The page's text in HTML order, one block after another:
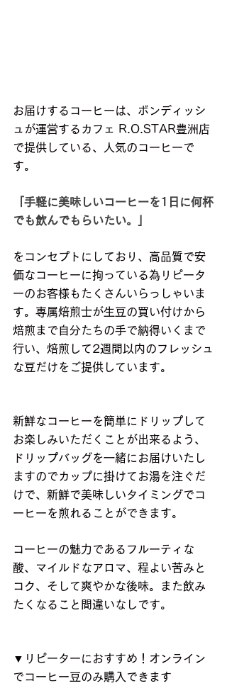
お届けするコーヒーは、ボンディッシ
ュが運営するカフェ R.O.STAR豊洲店
で提供している、人気のコーヒーで
す。
「手軽に美味しいコーヒーを1日に何杯
でも飲んでもらいたい。」
をコンセプトにしており、高品質で安
価なコーヒーに拘っている為リピータ
ーのお客様もたくさんいらっしゃいま
す。専属焙煎士が生豆の買い付けから
焙煎まで自分たちの手で納得いくまで
行い、焙煎して2週間以内のフレッシュ
な豆だけをご提供しています。
新鮮なコーヒーを簡単にドリップして
お楽しみいただくことが出来るよう、
ドリップバッグを一緒にお届けいたし
ますのでカップに掛けてお湯を注ぐだ
けで、新鮮で美味しいタイミングでコ
ーヒーを煎れることができます。
コーヒーの魅力であるフルーティな
酸、マイルドなアロマ、程よい苦みと
コク、そして爽やかな後味。また飲み
たくなること間違いなしです。
▼リピーターにおすすめ！オンライン
でコーヒー豆のみ購入できます